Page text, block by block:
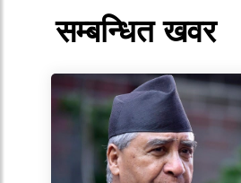
सम्बन्धित खवर